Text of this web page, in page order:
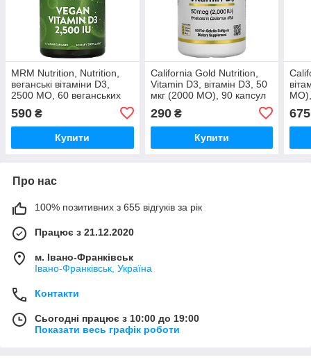
MRM Nutrition, Nutrition,
веганські вітаміни D3,
2500 МО, 60 веганських
590 ₴
Купити
California Gold Nutrition,
Vitamin D3, вітамін D3, 50
мкг (2000 МО), 90 капсул
290₴
Купити
МО),
675
Про нас
100% позитивних з 655 відгуків за рік
Працює з 21.12.2020
м. Івано-Франківськ
Івано-Франківськ, Україна
Контакти
Сьогодні працює з 10:00 до 19:00
Показати весь графік роботи